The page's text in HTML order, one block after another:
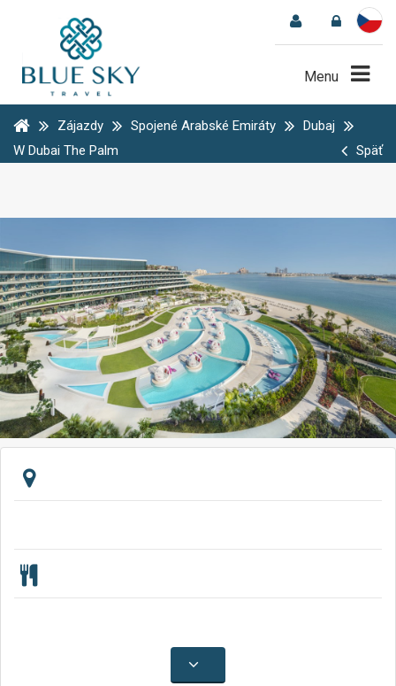
Menu
Zájazdy Spojené Arabské Emiráty
Dubaj
W Dubai The Palm
Späť